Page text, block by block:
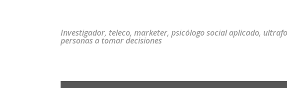
Investigador, teleco, marketer, psicólogo social aplicado,
personas a tomar decisiones